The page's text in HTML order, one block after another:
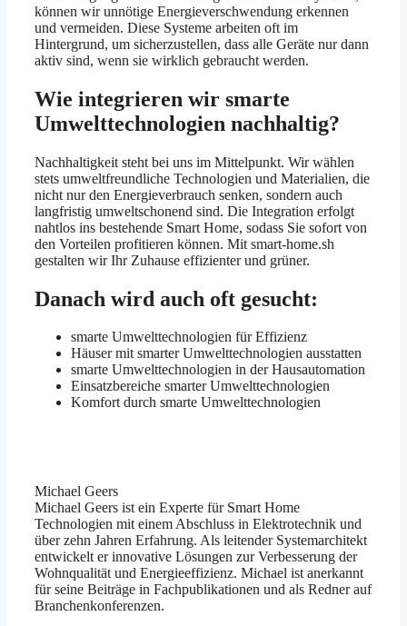
können wir unnötige Energieverschwendung erkennen
und vermeiden. Diese Systeme arbeiten oft im
Hintergrund, um sicherzustellen, dass alle Geräte nur dann
aktiv sind, wenn sie wirklich gebraucht werden.
Wie integrieren wir smarte
Umwelttechnologien nachhaltig?
Nachhaltigkeit steht bei uns im Mittelpunkt. Wir wählen
stets umweltfreundliche Technologien und Materialien, die
nicht nur den Energieverbrauch senken, sondern auch
langfristig umweltschonend sind. Die Integration erfolgt
nahtlos ins bestehende Smart Home, sodass Sie sofort von
den Vorteilen profitieren können. Mit smart-home.sh
gestalten wir Ihr Zuhause effizienter und grüner.
Danach wird auch oft gesucht:
smarte Umwelttechnologien für Effizienz
Häuser mit smarter Umwelttechnologien ausstatten
smarte Umwelttechnologien in der Hausautomation
Einsatzbereiche smarter Umwelttechnologien
Komfort durch smarte Umwelttechnologien
Michael Geers
Michael Geers ist ein Experte für Smart Home
Technologien mit einem Abschluss in Elektrotechnik und
über zehn Jahren Erfahrung. Als leitender Systemarchitekt
entwickelt er innovative Lösungen zur Verbesserung der
Wohnqualität und Energieeffizienz. Michael ist anerkannt
für seine Beiträge in Fachpublikationen und als Redner auf
Branchenkonferenzen.